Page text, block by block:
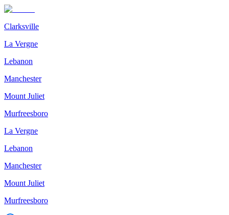
Clarksville
La Vergne
Lebanon
Manchester
Mount Juliet
Murfreesboro
La Vergne
Lebanon
Manchester
Mount Juliet
Murfreesboro